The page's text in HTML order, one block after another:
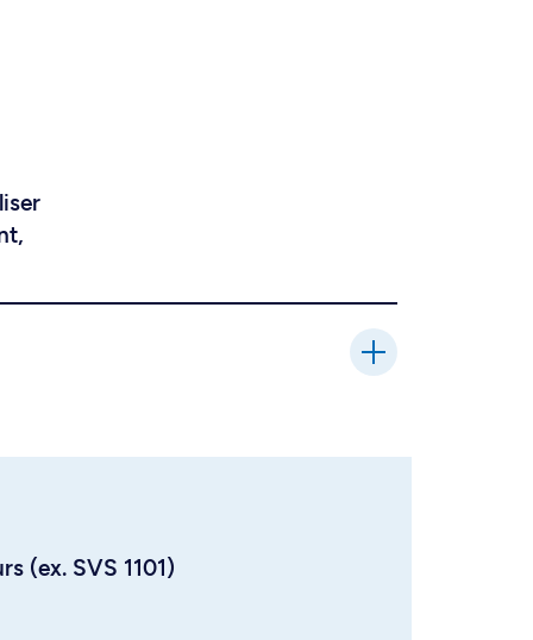
(ex. SVS 1101)